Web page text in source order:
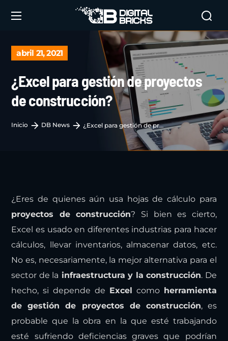
abril 21, 2021
¿Excel para gestión de proyectos
de construcción?
Inicio DB News ¿Excel para gestión de proyectos de construcción?
¿Eres de quienes aún usa hojas de cálculo para
proyectos de construcción? Si bien es cierto,
Excel es usado en diferentes industrias para hacer
cálculos, llevar inventarios, almacenar datos, etc.
No es, necesariamente, la mejor alternativa para el
sector de la infraestructura y la construcción. De
hecho, si depende de Excel como herramienta
de gestión de proyectos de construcción, es
probable que la obra en la que esté trabajando
esté sufriendo deficiencias graves que podrían